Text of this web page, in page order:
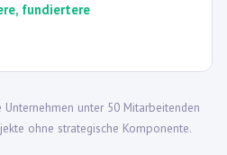
fundiertere
unter 50 Mitarbeitenden
ohne strategische Komponente.